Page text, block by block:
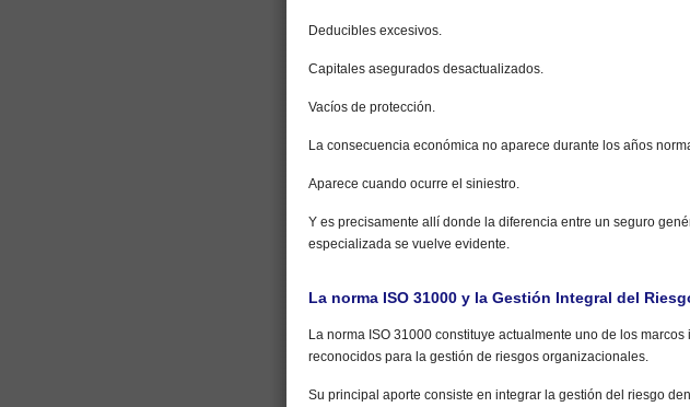
Deducibles excesivos.
Capitales asegurados desactualizados.
Vacíos de protección.
La consecuencia económica no aparece durante los años
Aparece cuando ocurre el siniestro.
Y es precisamente allí donde la diferencia entre un seguro
especializada se vuelve evidente.
La norma ISO 31000 y la Gestión Integral del
La norma ISO 31000 constituye actualmente uno de los
reconocidos para la gestión de riesgos organizacionales.
Su principal aporte consiste en integrar la gestión del riesgo